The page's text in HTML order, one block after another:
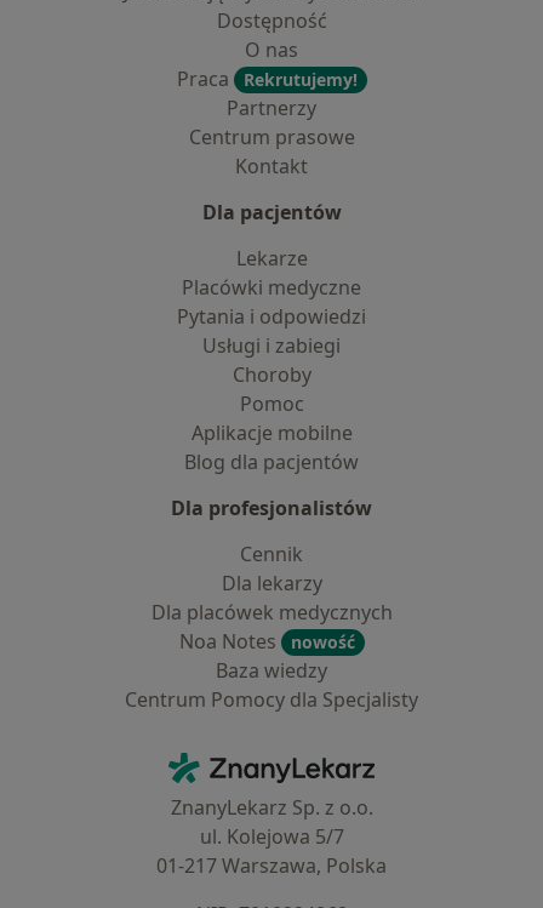
Dostępność
O nas
Praca
Rekrutujemy!
Partnerzy
Centrum prasowe
Kontakt
Dla pacjentów
Lekarze
Placówki medyczne
Pytania i odpowiedzi
Usługi i zabiegi
Choroby
Pomoc
Aplikacje mobilne
Blog dla pacjentów
Dla profesjonalistów
Cennik
Dla lekarzy
Dla placówek medycznych
Noa Notes
nowość
Baza wiedzy
Centrum Pomocy dla Specjalisty
ZnanyLekarz - Strona główna
ZnanyLekarz Sp. z o.o.
ul. Kolejowa 5/7
01-217 Warszawa, Polska